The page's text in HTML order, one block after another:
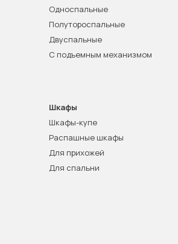
Односпальные
Полутороспальные
Двуспальные
С подъемным механизмом
Шкафы
Шкафы-купе
Распашные шкафы
Для прихожей
Для спальни